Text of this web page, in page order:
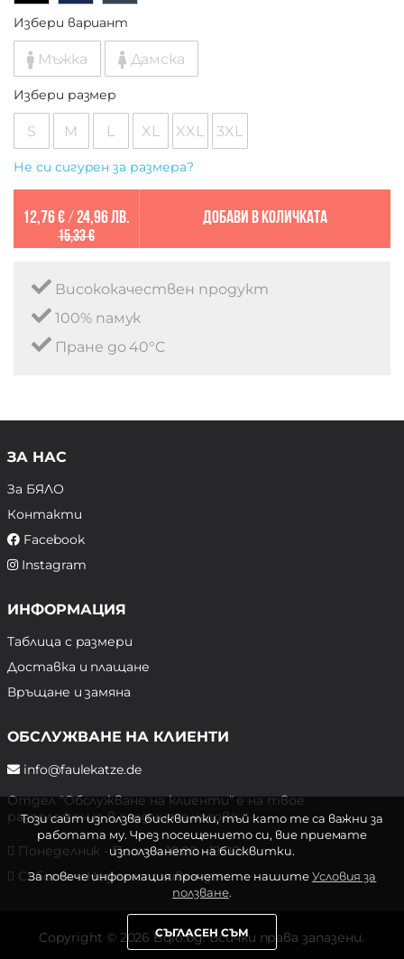
Избери вариант
Мъжка Дамска
Избери размер
S M L XL XXL 3XL
Не си сигурен за размера?
12,76 €/ 24,96 лв.
15,33 €
Добави в количката
Висококачествен продукт
100% памук
Пране до 40°C
ЗА НАС
За БЯЛО
Контакти
Facebook
Instagram
ИНФОРМАЦИЯ
Таблица с размери
Доставка и плащане
Връщане и замяна
ОБСЛУЖВАНЕ НА КЛИЕНТИ
info@faulekatze.de
Отдел "Обслужване на клиенти" е на твое
разположение в следните часове:
Понеделник - Петък: 10:00 - 19:00 ч.
Събота и Неделя: почивен ден
Copyright © 2026 Bqlo.bg. Всички права запазени.
Този сайт използва бисквитки, тъй като те са важни за
работата му. Чрез посещението си, вие приемате
използването на бисквитки.
За повече информация прочетете нашитеУсловия за
ползване.
СЪГЛАСЕН СЪМ